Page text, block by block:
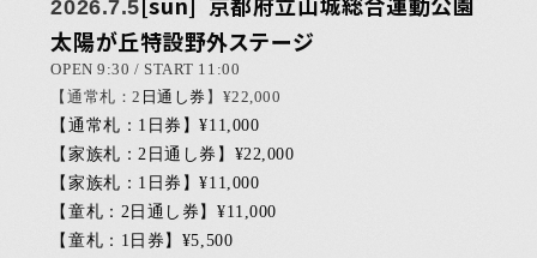
HOME
Official X Instagram YouTube
Spotify
2026.7.5
太陽が丘特設野外ステージ
OPEN 9:30 / START 11:00
【通常札：2 日通し券 】¥22,000
【通常札：1 日券 】¥11,000
【家族札：2 日通し券 】¥22,000
【家族札：1 日券 】¥11,000
【童札：2 日通し券 】¥11,000
【童札：1 日券 】¥5,500